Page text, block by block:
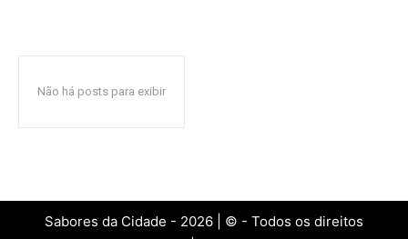
Não há posts para exibir
Sabores da Cidade - 2026 | © - Todos os direitos